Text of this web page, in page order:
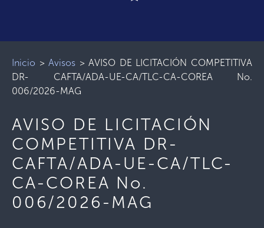
Inicio >Avisos >AVISO DE LICITACIÓN COMPETITIVA
DR- CAFTA/ADA-UE-CA/TLC-CA-COREA No.
006/2026-MAG
AVISO DE LICITACIÓN
COMPETITIVA DR-
CAFTA/ADA-UE-CA/TLC-
CA-COREA No.
006/2026-MAG